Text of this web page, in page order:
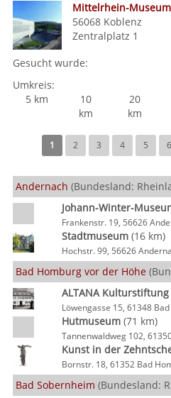
Mittelrhein-Museum
56068 Koblenz
Zentralplatz 1
Gesucht wurde:
Umkreis:
5 km
10
km
20
km
1 2 3 4 5 6
Andernach (Bundesland:
Johann-Winter-
Frankenstr. 19, 56626
Stadtmuseum(16 km)
Hochstr. 99, 56626
Bad Homburg vor der Höhe
ALTANA
Löwengasse 15, 61348
Hutmuseum(71 km)
Tannenwaldweg 102,
Kunst in der
Bornstr. 18, 61352 Bad
Bad Sobernheim (Bundesland: